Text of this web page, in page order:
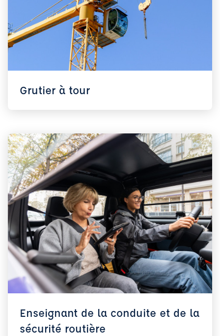
Grutier à tour
Enseignant de la conduite et de la
sécurité routière